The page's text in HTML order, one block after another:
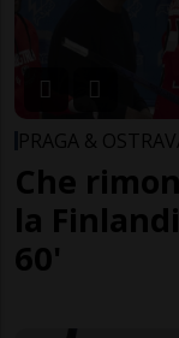
PRAGA &
Che
la
60'